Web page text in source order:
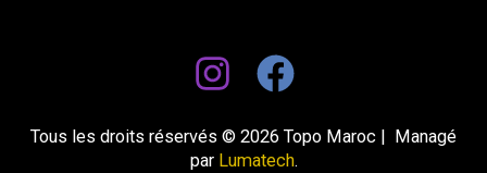
Tous les droits réservés © 2026 Topo Maroc | Managé
par Lumatech.